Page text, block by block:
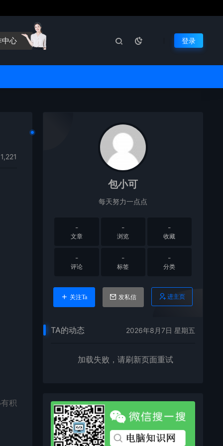
心 登录
积
包小可
每天努力一点点
-
文章
-
浏览
-
收藏
-
评论
-
标签
-
分类
关注Ta 发私信 进主页
TA的动态 2026年8月7日 星期五
加载失败，请刷新页面重试